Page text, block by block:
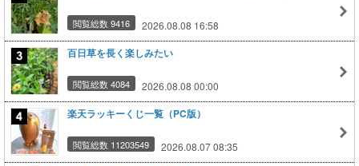
閲覧総数 9416 2026.08.08 16:58
百日草を長く楽しみたい
閲覧総数 4084 2026.08.08 00:00
楽天ラッキーくじ一覧（PC版）
閲覧総数 11203549 2026.08.07 08:35